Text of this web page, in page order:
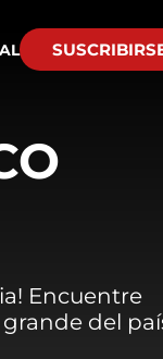
Encuentre
del